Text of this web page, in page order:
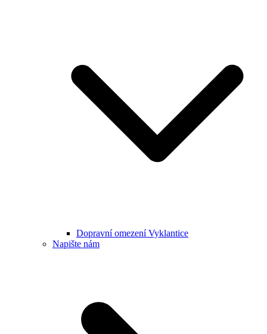
Dopravní omezení Vyklantice
Napište nám